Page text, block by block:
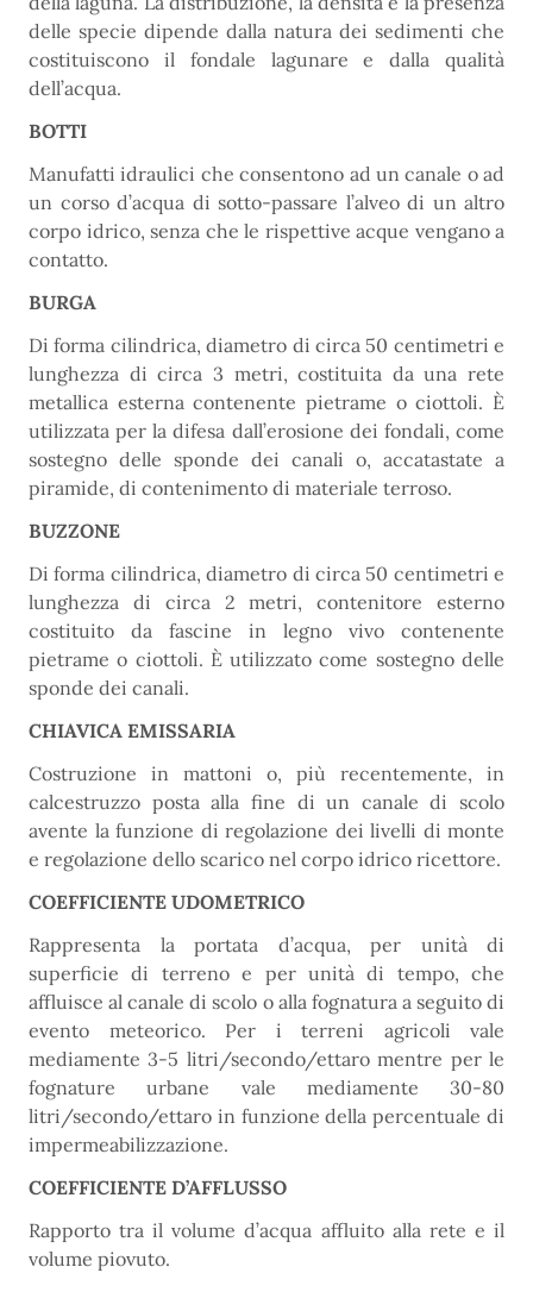
delle specie dipende dalla natura dei sedimenti che
costituiscono il fondale lagunare e dalla qualità
dell’acqua.
BOTTI
Manufatti idraulici che consentono ad un canale o ad
un corso d’acqua di sotto-passare l’alveo di un altro
corpo idrico, senza che le rispettive acque vengano a
contatto.
BURGA
Di forma cilindrica, diametro di circa 50 centimetri e
lunghezza di circa 3 metri, costituita da una rete
metallica esterna contenente pietrame o ciottoli. È
utilizzata per la difesa dall’erosione dei fondali, come
sostegno delle sponde dei canali o, accatastate a
piramide, di contenimento di materiale terroso.
BUZZONE
Di forma cilindrica, diametro di circa 50 centimetri e
lunghezza di circa 2 metri, contenitore esterno
costituito da fascine in legno vivo contenente
pietrame o ciottoli. È utilizzato come sostegno delle
sponde dei canali.
CHIAVICA EMISSARIA
Costruzione in mattoni o, più recentemente, in
calcestruzzo posta alla fine di un canale di scolo
avente la funzione di regolazione dei livelli di monte
e regolazione dello scarico nel corpo idrico ricettore.
COEFFICIENTE UDOMETRICO
Rappresenta la portata d’acqua, per unità di
superficie di terreno e per unità di tempo, che
affluisce al canale di scolo o alla fognatura a seguito di
evento meteorico. Per i terreni agricoli vale
mediamente 3-5 litri/secondo/ettaro mentre per le
fognature urbane vale mediamente 30-80
litri/secondo/ettaro in funzione della percentuale di
impermeabilizzazione.
COEFFICIENTE D’AFFLUSSO
Rapporto tra il volume d’acqua affluito alla rete e il
volume piovuto.